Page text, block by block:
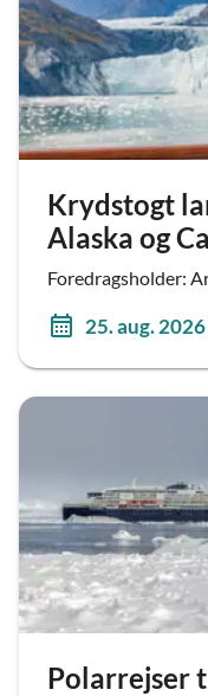
Krydstogt
Alaska og
Foredragsholder:
25. aug. 2026
Polarrejser